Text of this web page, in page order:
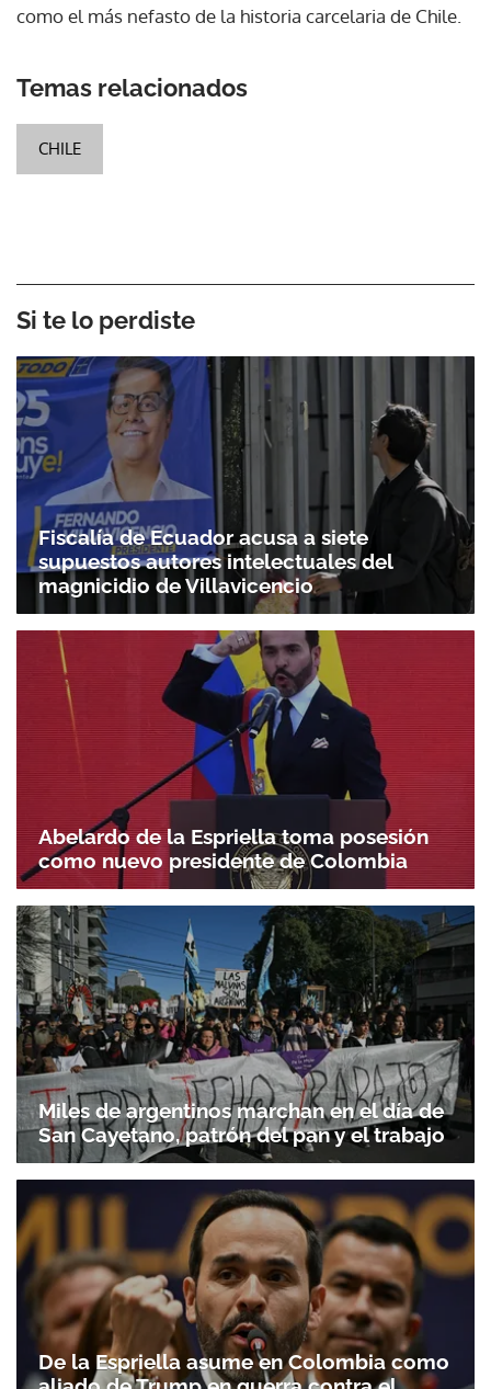
como el más nefasto de la historia carcelaria de Chile.
Temas relacionados
CHILE
Si te lo perdiste
Fiscalía de Ecuador acusa a siete
supuestos autores intelectuales del
magnicidio de Villavicencio
Abelardo de la Espriella toma posesión
como nuevo presidente de Colombia
Miles de argentinos marchan en el día de
San Cayetano, patrón del pan y el trabajo
De la Espriella asume en Colombia como